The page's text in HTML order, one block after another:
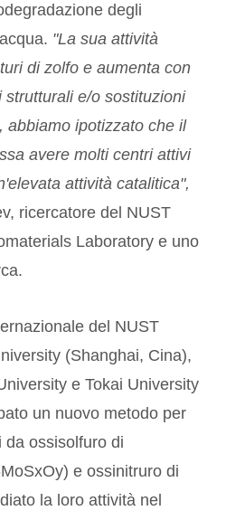
degli
"La sua attività
di zolfo e aumenta con
e/o sostituzioni
abbiamo ipotizzato che il
avere molti centri attivi
attività catalitica",
, ricercatore del NUST
Laboratory e uno
del NUST
(Shanghai, Cina),
e Tokai University
un nuovo metodo per
da ossisolfuro di
e ossinitruro di
la loro attività nel